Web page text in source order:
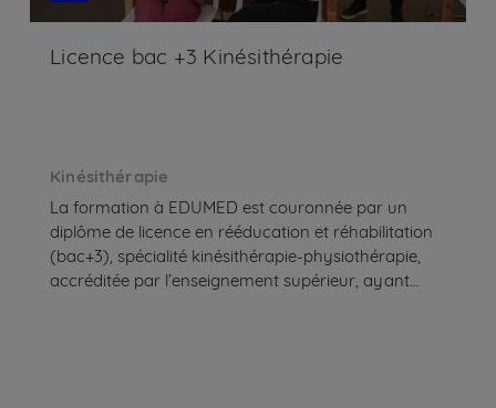
Licence bac +3 Kinésithérapie
Kinésithérapie
La formation à EDUMED est couronnée par un
diplôme de licence en rééducation et réhabilitation
(bac+3), spécialité kinésithérapie-physiothérapie,
accréditée par l’enseignement supérieur, ayant